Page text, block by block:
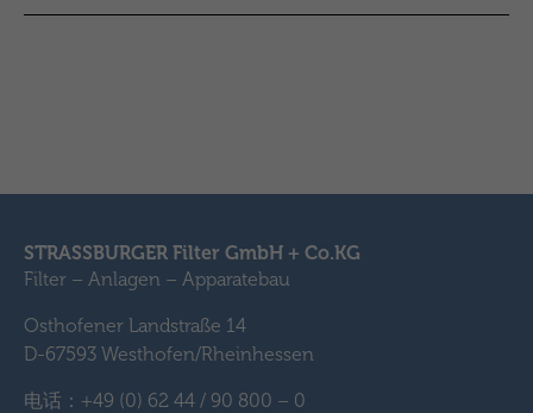
STRASSBURGER Filter GmbH + Co.KG
Filter – Anlagen – Apparatebau
Osthofener Landstraße 14
D-67593 Westhofen/Rheinhessen
电话：+49 (0) 62 44 / 90 800 – 0